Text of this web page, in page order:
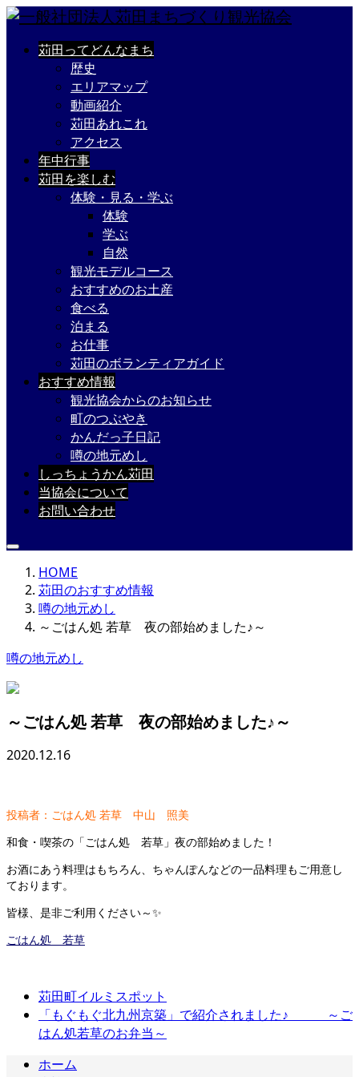
苅田ってどんなまち
歴史
エリアマップ
動画紹介
苅田あれこれ
アクセス
年中行事
苅田を楽しむ
体験・見る・学ぶ
体験
学ぶ
自然
観光モデルコース
おすすめのお土産
食べる
泊まる
お仕事
苅田のボランティアガイド
おすすめ情報
観光協会からのお知らせ
町のつぶやき
かんだっ子日記
噂の地元めし
しっちょうかん苅田
当協会について
お問い合わせ
HOME
苅田のおすすめ情報
噂の地元めし
～ごはん処 若草 夜の部始めました♪～
噂の地元めし
～ごはん処 若草 夜の部始めました♪～
2020.12.16
投稿者：ごはん処 若草 中山 照美
和食・喫茶の「ごはん処 若草」夜の部始めました！
お酒にあう料理はもちろん、ちゃんぽんなどの一品料理もご用意し
ております。
皆様、是非ご利用ください～✨
ごはん処 若草
苅田町イルミスポット
「もぐもぐ北九州京築」で紹介されました♪ ～ご
はん処若草のお弁当～
ホーム